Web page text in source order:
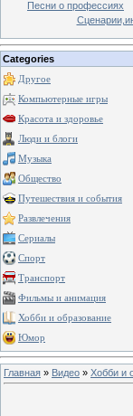
Песни о профессиях
Categories
Другое
Компьютерные игры
Красота и здоровье
Люди и блоги
Музыка
Общество
Путешествия и события
Развлечения
Сериалы
Спорт
Транспорт
Фильмы и анимация
Хобби и образование
Юмор
Главная » Видео » Хобби и